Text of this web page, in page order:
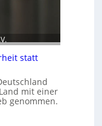
statt
mit einer
genommen.